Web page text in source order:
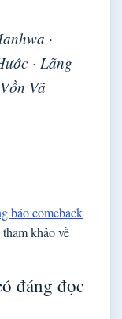
·
· Lãng
Vã
báo comeback
khảo về
đáng đọc